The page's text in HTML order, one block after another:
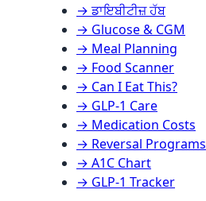
→ ਡਾਇਬੀਟੀਜ਼ ਹੱਬ
→ Glucose & CGM
→ Meal Planning
→ Food Scanner
→ Can I Eat This?
→ GLP-1 Care
→ Medication Costs
→ Reversal Programs
→ A1C Chart
→ GLP-1 Tracker